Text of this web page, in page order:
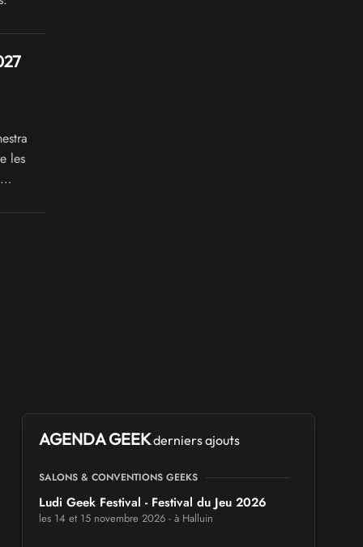
les
AGENDA GEEKderniers ajouts
SALONS & CONVENTIONS GEEKS
Ludi Geek Festival - Festival du Jeu 2026
les 14 et 15 novembre 2026 - à Halluin